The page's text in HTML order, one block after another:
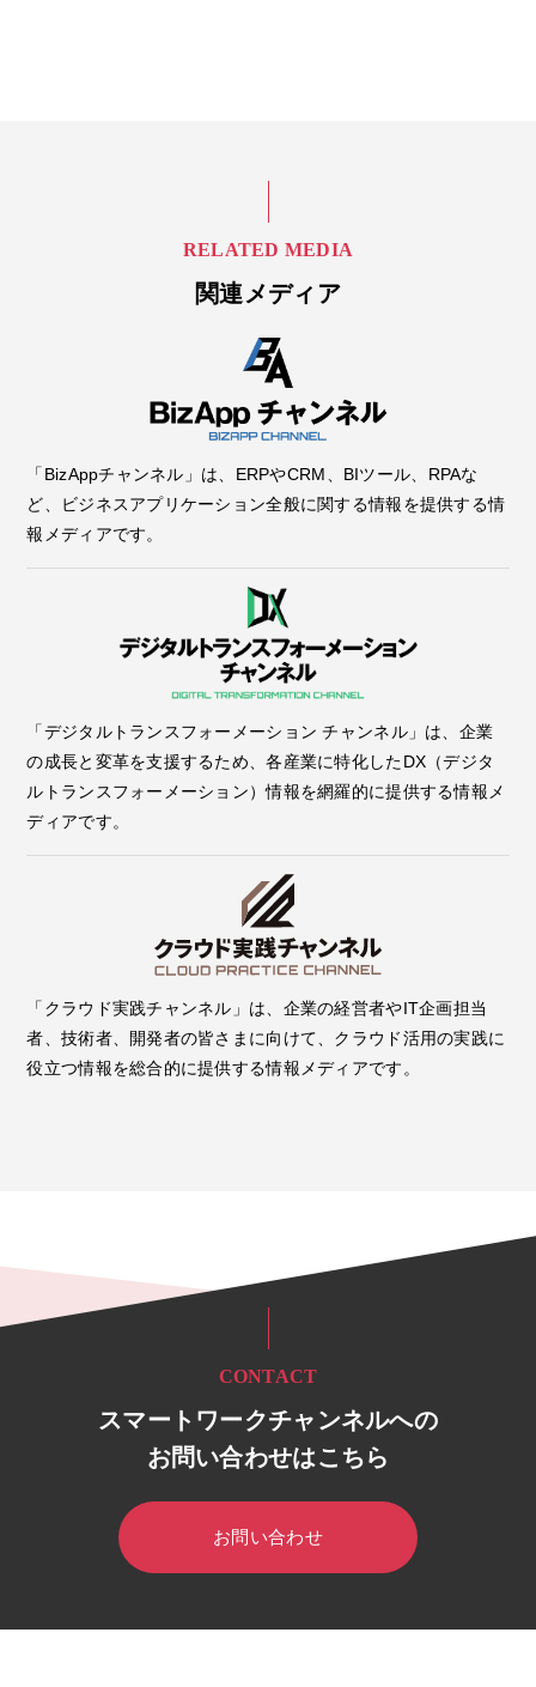
RELATED MEDIA
関連メディア
「BizAppチャンネル」は、ERPやCRM、BIツール、RPAな
ど、ビジネスアプリケーション全般に関する情報を提供する情
報メディアです。
「デジタルトランスフォーメーション チャンネル」は、企業
の成長と変革を支援するため、各産業に特化したDX（デジタ
ルトランスフォーメーション）情報を網羅的に提供する情報メ
ディアです。
「クラウド実践チャンネル」は、企業の経営者やIT企画担当
者、技術者、開発者の皆さまに向けて、クラウド活用の実践に
役立つ情報を総合的に提供する情報メディアです。
CONTACT
スマートワークチャンネルへの
お問い合わせはこちら
お問い合わせ